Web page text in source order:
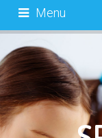
Menu